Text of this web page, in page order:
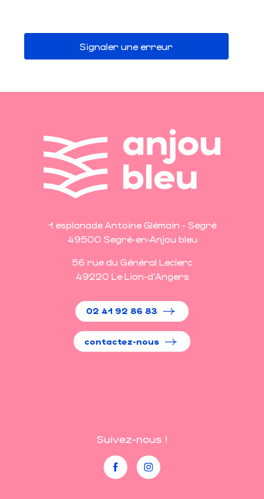
Signaler une erreur
1 esplanade Antoine Glémain - Segré
49500 Segré-en-Anjou bleu
56 rue du Général Leclerc
49220 Le Lion-d'Angers
02 41 92 86 83
contactez-nous
Suivez-nous !